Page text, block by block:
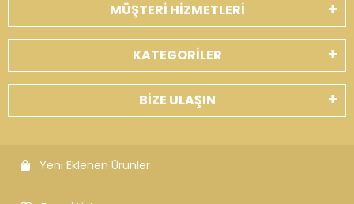
MÜŞTERİ HİZMETLERİ
KATEGORİLER
BİZE ULAŞIN
Yeni Eklenen Ürünler